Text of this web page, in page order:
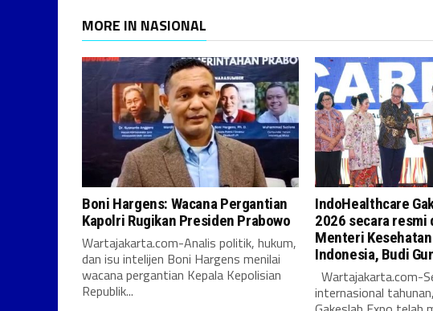
MORE IN NASIONAL
Boni Hargens: Wacana Pergantian
Kapolri Rugikan Presiden Prabowo
Wartajakarta.com-Analis politik, hukum,
dan isu intelijen Boni Hargens menilai
wacana pergantian Kepala Kepolisian
Republik...
IndoHealthcare
2026 secara resmi
Menteri
Indonesia, Budi
Wartajakarta.com-
internasional